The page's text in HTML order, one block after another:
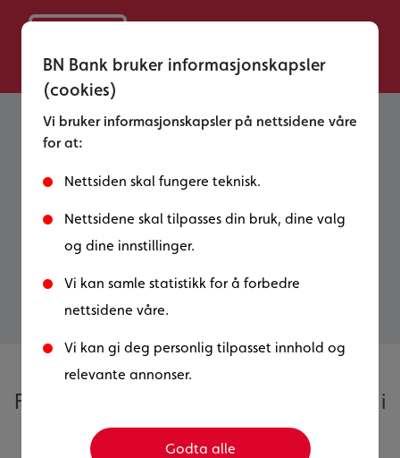
BN Bank bruker informasjonskapsler
(cookies)
Vi bruker informasjonskapsler på nettsidene våre
for at:
Nettsiden skal fungere teknisk.
Nettsidene skal tilpasses din bruk, dine valg
og dine innstillinger.
Vi kan samle statistikk for å forbedre
nettsidene våre.
Vi kan gi deg personlig tilpasset innhold og
relevante annonser.
Godta alle
Elektronisk signering av
dokumenter
Elektronisk signering av dokumenter gjør det
enkelt å signere avtaler – raskt, sikkert og
digitalt.
Følg vår veileder steg for steg, så er du i
gang på få minutter